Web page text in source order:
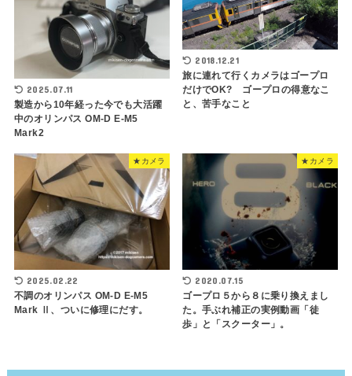
2025.07.11
製造から10年経った今でも大活躍
中のオリンパス OM-D E-M5
Mark2
2018.12.21
旅に連れて行くカメラはゴープロ
だけでOK? ゴープロの得意なこ
と、苦手なこと
★カメラ
2025.02.22
不調のオリンパス OM-D E-M5
Mark Ⅱ、ついに修理にだす。
★カメラ
2020.07.15
ゴープロ５から８に乗り換えまし
た。手ぶれ補正の実例動画「徒
歩」と「スクーター」。